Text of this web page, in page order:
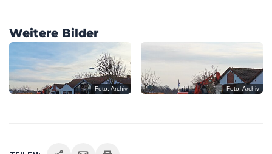
?
?
Weitere Bilder
Foto: Archiv Foto: Archiv